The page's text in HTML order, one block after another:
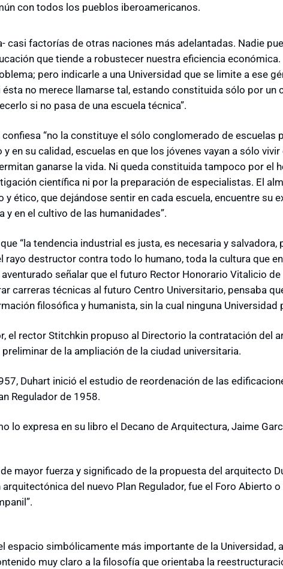
con todos los pueblos iberoamericanos.
casi factorías de otras naciones más adelantadas. Nadie
que tiende a robustecer nuestra eficiencia
pero indicarle a una Universidad que se limite a ese
ésta no merece llamarse tal, estando constituida sólo por un
si no pasa de una escuela técnica”.
confiesa “no la constituye el sólo conglomerado de
y en su calidad, escuelas en que los jóvenes vayan a sólo
ganarse la vida. Ni queda constituida tampoco por el
científica ni por la preparación de especialistas. El
ético, que dejándose sentir en cada escuela, encuentre su
y en el cultivo de las humanidades”.
“la tendencia industrial es justa, es necesaria y salvadora,
rayo destructor contra todo lo humano, toda la cultura que
aventurado señalar que el futuro Rector Honorario Vitalicio
carreras técnicas al futuro Centro Universitario, pensaba
filosófica y humanista, sin la cual ninguna
el rector Stitchkin propuso al Directorio la contratación del
de la ampliación de la ciudad universitaria.
Duhart inició el estudio de reordenación de las
Regulador de 1958.
lo expresa en su libro el Decano de Arquitectura, Jaime
mayor fuerza y significado de la propuesta del arquitecto
del nuevo Plan Regulador, fue el Foro Abierto
espacio simbólicamente más importante de la Universidad,
muy claro a la filosofía que orientaba la